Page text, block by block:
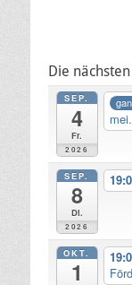
Die
SEP.
4
Fr.
2026
SEP.
8
Di.
2026
OKT.
1